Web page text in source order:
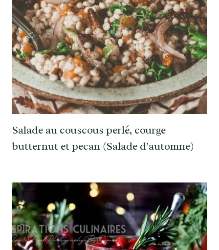
Salade au couscous perlé, courge
butternut et pecan (Salade d’automne)